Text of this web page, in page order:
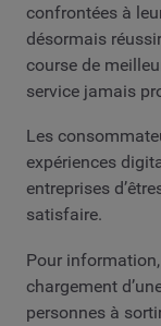
confrontées à
désormais
course de
service jamais
Les
expériences
entreprises
satisfaire.
Pour
chargement
personnes à